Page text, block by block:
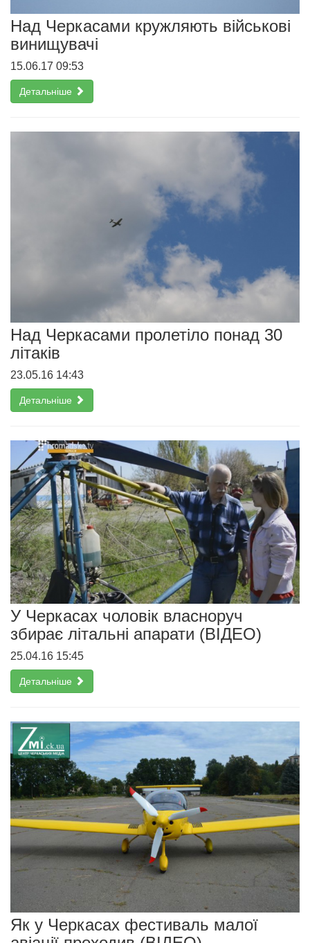
Над Черкасами кружляють військові
винищувачі
15.06.17 09:53
Детальніше
Над Черкасами пролетіло понад 30
літаків
23.05.16 14:43
Детальніше
У Черкасах чоловік власноруч
збирає літальні апарати (ВІДЕО)
25.04.16 15:45
Детальніше
Як у Черкасах фестиваль малої